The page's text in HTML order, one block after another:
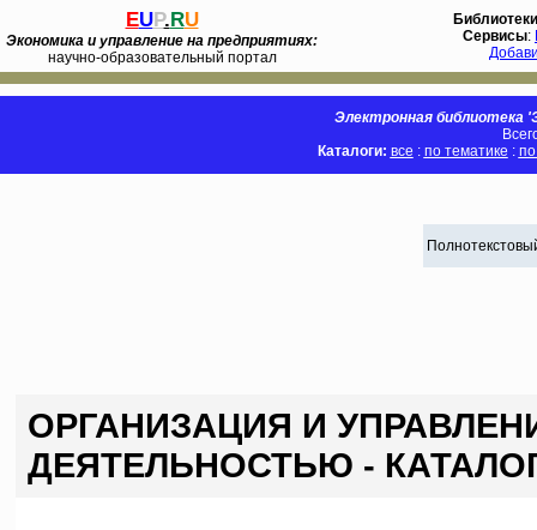
EUP.RU
Экономика и управление на предприятиях:
научно-образовательный портал
Библиотеки
Сервисы:
Электронная библиотека
Каталоги: все : по тематике :
ОРГАНИЗАЦИЯ И
ДЕЯТЕЛЬНОСТЬЮ -